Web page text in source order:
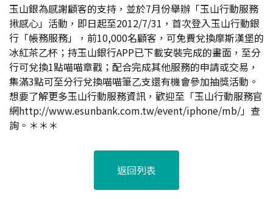
玉山銀為感謝顧客的支持，並於7月份舉辦「玉山行動服務
揪感心」活動，即日起至2012/7/31，首次登入玉山行動銀
行「帳務服務」，前10,000名顧客，可免費兌換摩斯漢堡的
冰紅茶乙杯；持玉山銀行APP已下載安裝完成的畫面，至分
行可兌換1點喵喵章戳；配合完成其他服務的申請或交易，
集滿3點可至分行兌換喵喵筆乙支還有機會參加抽獎活動。
想要了解更多玉山行動服務資訊，歡迎至「玉山行動服務官
網http://www.esunbank.com.tw/event/iphone/mb/」查
詢。＊＊＊
返回列表